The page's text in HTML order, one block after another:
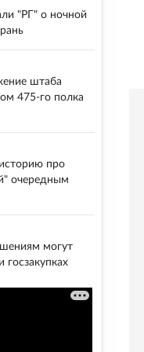
"РГ" о ночной
штаба
475-го полка
про
очередным
могут
госзакупках